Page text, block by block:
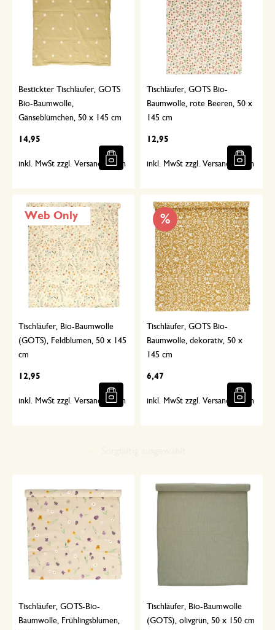
Bestickter Tischläufer, GOTS
Bio-Baumwolle,
Gänseblümchen, 50 x 145 cm
14,95
inkl. MwSt zzgl. Versandkosten
Tischläufer, GOTS Bio-
Baumwolle, rote Beeren, 50 x
145 cm
12,95
inkl. MwSt zzgl. Versandkosten
Web Only
Tischläufer, Bio-Baumwolle
(GOTS), Feldblumen, 50 x 145
cm
12,95
inkl. MwSt zzgl. Versandkosten
%
Tischläufer, GOTS Bio-
Baumwolle, dekorativ, 50 x
145 cm
6,47
inkl. MwSt zzgl. Versandkosten
Tischläufer, GOTS-Bio-
Baumwolle, Frühlingsblumen,
Tischläufer, Bio-Baumwolle
(GOTS), olivgrün, 50 x 150 cm